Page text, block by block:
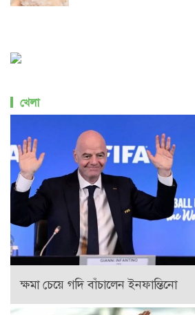
খেলা
ক্ষমা চেয়ে গদি বাঁচালেন ইনফান্তিনো